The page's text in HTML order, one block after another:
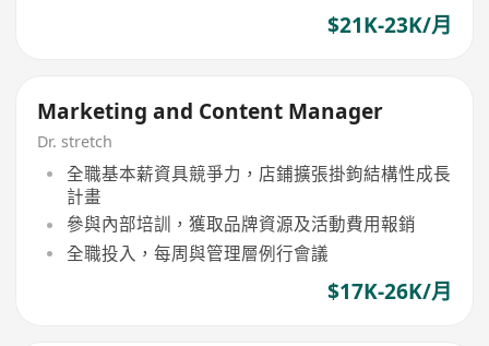
$21K-23K/月
Marketing and Content Manager
Dr. stretch
全職基本薪資具競爭力，店鋪擴張掛鉤結構性成長
計畫
參與內部培訓，獲取品牌資源及活動費用報銷
全職投入，每周與管理層例行會議
$17K-26K/月